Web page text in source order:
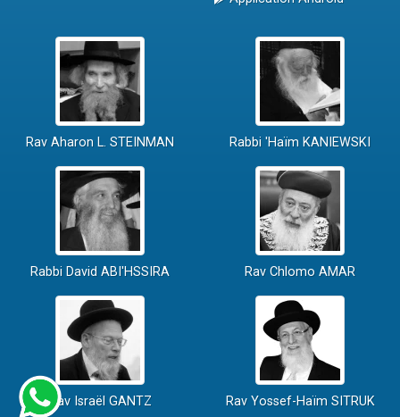
Rav Aharon L. STEINMAN Rabbi 'Haïm KANIEWSKI
Rabbi David ABI'HSSIRA Rav Chlomo AMAR
Rav Israël GANTZ Rav Yossef-Haïm SITRUK